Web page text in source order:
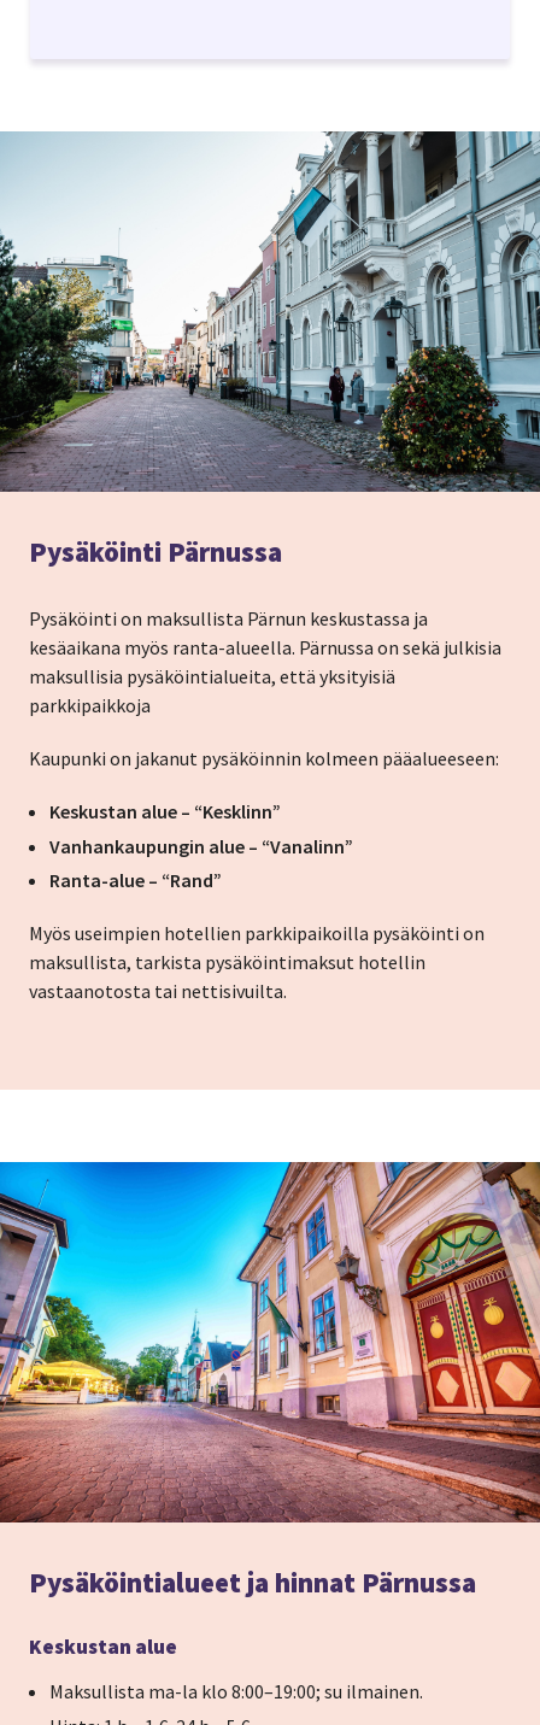
Pysäköinti Pärnussa
Pysäköinti on maksullista Pärnun keskustassa ja
kesäaikana myös ranta-alueella. Pärnussa on sekä julkisia
maksullisia pysäköintialueita, että yksityisiä
parkkipaikkoja
Kaupunki on jakanut pysäköinnin kolmeen pääalueeseen:
Keskustan alue – “Kesklinn”
Vanhankaupungin alue – “Vanalinn”
Ranta-alue – “Rand”
Myös useimpien hotellien parkkipaikoilla pysäköinti on
maksullista, tarkista pysäköintimaksut hotellin
vastaanotosta tai nettisivuilta.
Pysäköintialueet ja hinnat Pärnussa
Keskustan alue
Maksullista ma-la klo 8:00–19:00; su ilmainen.